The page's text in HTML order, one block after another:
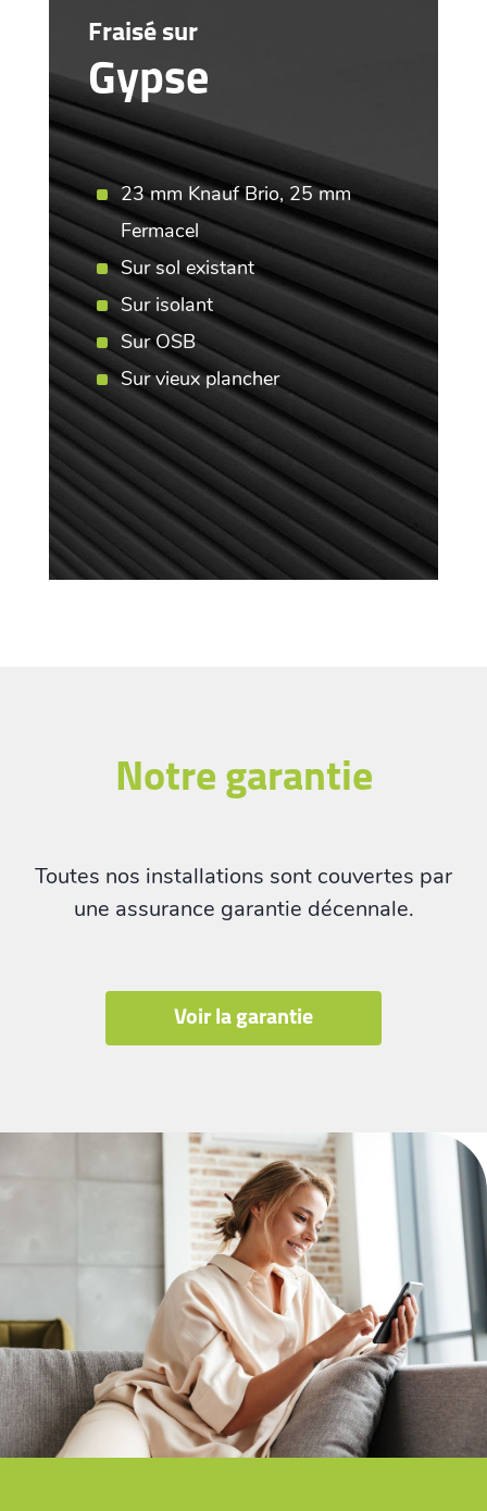
Fraisé sur
Gypse
23 mm Knauf Brio, 25 mm
Fermacel
Sur sol existant
Sur isolant
Sur OSB
Sur vieux plancher
Notre garantie
Toutes nos installations sont couvertes par
une assurance garantie décennale.
Voir la garantie